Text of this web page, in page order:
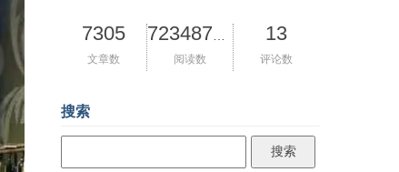
7305
文章数 阅读数
13
评论数
搜索